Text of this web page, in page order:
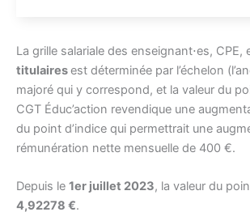
La grille salariale des enseignant⋅es, CPE,
titulairesest déterminée par l’échelon
majoré qui y correspond, et la valeur du
CGT Éduc’action revendique une
du point d’indice qui permettrait une
rémunération nette mensuelle de 400 €.
Depuis le 1er juillet 2023, la valeur du
4,92278 €.